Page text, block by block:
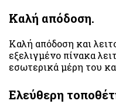
Καλή απόδοση.
Καλή απόδοση και
εξελιγμένο πίνακα
εσωτερικά μέρη του
Ελεύθερη